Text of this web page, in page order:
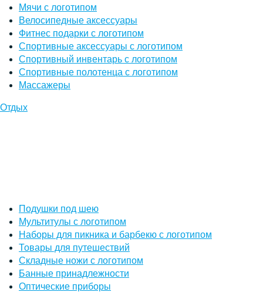
Мячи с логотипом
Велосипедные аксессуары
Фитнес подарки с логотипом
Спортивные аксессуары с логотипом
Спортивный инвентарь с логотипом
Спортивные полотенца с логотипом
Массажеры
Отдых
Подушки под шею
Мультитулы с логотипом
Наборы для пикника и барбекю с логотипом
Товары для путешествий
Складные ножи с логотипом
Банные принадлежности
Оптические приборы